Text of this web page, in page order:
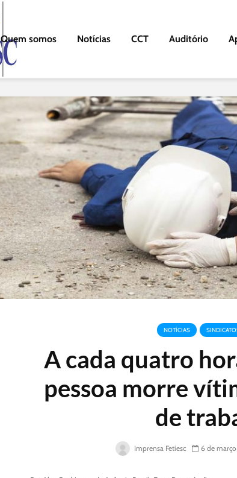
Quem somos Notícias CCT Auditório
NOTÍCIAS
A cada quatro
pessoa morre
de
Imprensa Fetiesc 6 de